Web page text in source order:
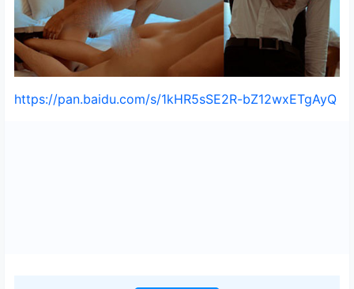
https://pan.baidu.com/s/1kHR5sSE2R-bZ12wxETgAyQ